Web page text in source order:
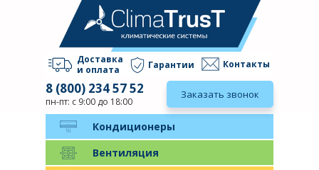
Доставка
и оплата
Гарантии Контакты
8 (800) 234 57 52
пн-пт: с 9:00 до 18:00
Заказать звонок
Кондиционеры
Вентиляция